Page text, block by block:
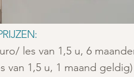
les van 1,5 u, 6
van 1,5 u, 1 maand geldig)